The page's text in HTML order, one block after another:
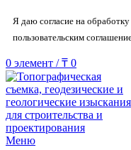
Я даю согласие на
пользовательским
0 элемент / ₸ 0
Меню